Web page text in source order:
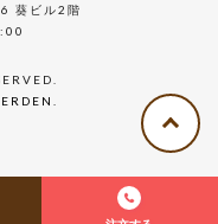
葵ビル2階